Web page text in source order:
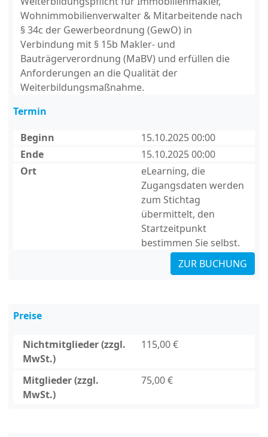
Wohnimmobilienverwalter & Mitarbeitende nach
§ 34c der Gewerbeordnung (GewO) in
Verbindung mit § 15b Makler- und
Bauträgerverordnung (MaBV) und erfüllen die
Anforderungen an die Qualität der
Weiterbildungsmaßnahme.
Termin
Beginn
15.10.2025 00:00
Ende
15.10.2025 00:00
Ort
eLearning, die
Zugangsdaten werden
zum Stichtag
übermittelt, den
Startzeitpunkt
bestimmen Sie selbst.
ZUR BUCHUNG
Preise
Nichtmitglieder (zzgl.
MwSt.)
115,00 €
Mitglieder (zzgl.
MwSt.)
75,00 €